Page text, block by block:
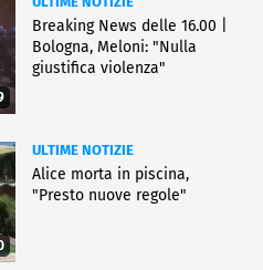
Breaking News delle 16.00 |
Bologna, Meloni: "Nulla
giustifica violenza"
ULTIME NOTIZIE
Alice morta in piscina,
"Presto nuove regole"